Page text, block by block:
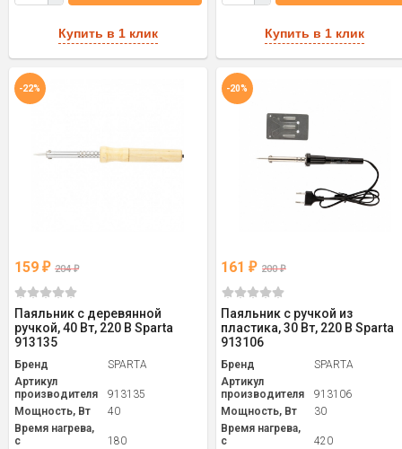
Купить в 1 клик Купить в 1 клик
-22%
159 ₽ 204₽
Паяльник с деревянной
ручкой, 40 Вт, 220 В Sparta
913135
Бренд
SPARTA
Артикул
производителя
913135
Мощность, Вт
40
Время нагрева,
с
180
-20%
161₽ 200₽
Паяльник с ручкой из
пластика, 30 Вт, 220 В Sparta
913106
Бренд
SPARTA
Артикул
производителя
913106
Мощность, Вт
30
Время нагрева,
с
420